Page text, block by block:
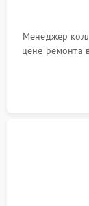
Менеджер
цене ремонта